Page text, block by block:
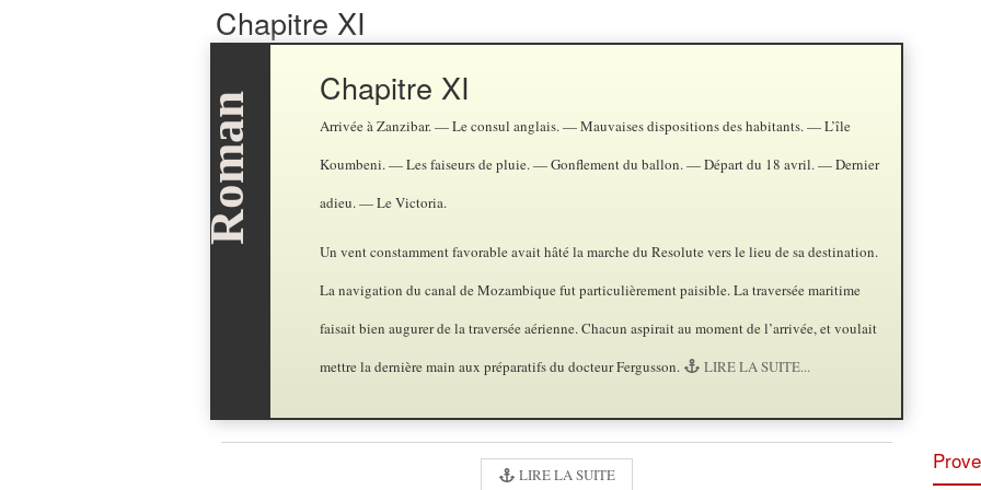
Chapitre XI
Chapitre XI
Arrivée à Zanzibar. — Le consul anglais. — Mauvaises dispositions des habitants. — L’île
Koumbeni. — Les faiseurs de pluie. — Gonflement du ballon. — Départ du 18 avril. — Dernier
adieu. — Le Victoria.
Un vent constamment favorable avait hâté la marche du Resolute vers le lieu de sa destination.
La navigation du canal de Mozambique fut particulièrement paisible. La traversée maritime
faisait bien augurer de la traversée aérienne. Chacun aspirait au moment de l’arrivée, et voulait
mettre la dernière main aux préparatifs du docteur Fergusson.
LIRE LA SUITE...
LIRE LA SUITE